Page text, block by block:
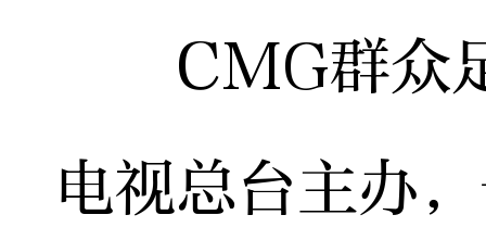
CMG群众足
电视总台主办